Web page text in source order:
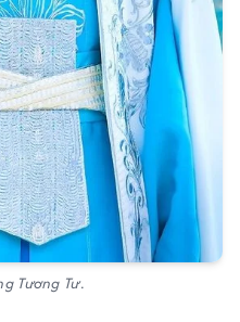
Tương Tư.